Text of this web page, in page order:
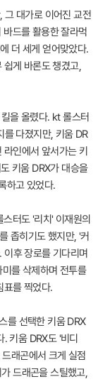
그 대가로 이어진 교전
드를 활용한 잘라먹
더 세게 얻어맞았다.
게 바론도 챙겼고,
을 올렸다. kt 롤스터
를 다졌지만, 키움 DR
인에서 앞서가는 키
키움 DRX가 대승을
하고 있었다.
터도 '리치' 이재원의
좁히기도 했지만, '커
후 장로를 기다리며
를 삭제하며 전투를
표를 찍었다.
를 선택한 키움 DRX
. 키움 DRX도 '비디
래곤에서 크게 실점
드래곤을 스틸했고,